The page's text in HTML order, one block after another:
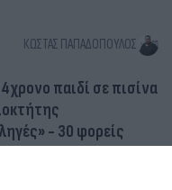
ΚΏΣΤΑΣ ΠΑΠΑΔΌΠΟΥΛΟΣ
παιδί σε πισίνα
- 30 φορείς